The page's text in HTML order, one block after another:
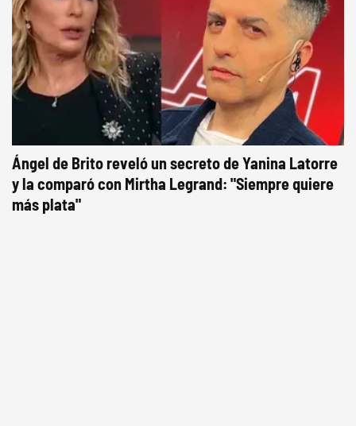
Ángel de Brito reveló un secreto de Yanina Latorre
y la comparó con Mirtha Legrand: "Siempre quiere
más plata"